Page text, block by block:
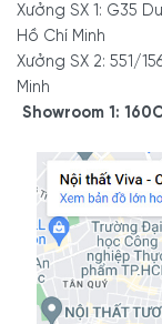
Xưởng SX 1: G35
Hồ Chí Minh
Xưởng SX 2: 551/
Minh
Showroom 1: